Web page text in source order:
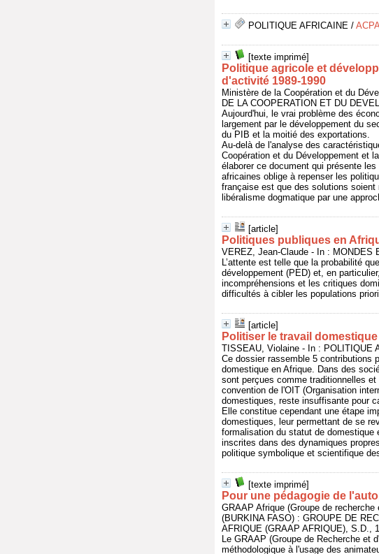
POLITIQUE AFRICAINE /
[texte imprimé]
Politique agricole et
d'activité 1989-1990
Ministère de la Coopération et du
DE LA COOPERATION ET DU
Aujourd'hui, le vrai problème des
largement par le développement du
du PIB et la moitié des exportations.
Au-delà de l'analyse des
Coopération et du Développement et
élaborer ce document qui présente
africaines oblige à repenser les
française est que des solutions
libéralisme dogmatique par une
[article]
Politiques publiques en
VEREZ, Jean-Claude - In : MONDES
L’attente est telle que la probabilité
développement (PED) et, en
incompréhensions et les critiques
difficultés à cibler les populations
[article]
Politiser le travail domestique
TISSEAU, Violaine - In : POLITIQUE
Ce dossier rassemble 5 contributions
domestique en Afrique. Dans des
sont perçues comme traditionnelles
convention de l'OIT (Organisation
domestiques, reste insuffisante pour
Elle constitue cependant une étape
domestiques, leur permettant de se
formalisation du statut de
inscrites dans des dynamiques
politique symbolique et scientifique
[texte imprimé]
Pour une pédagogie de
GRAAP Afrique (Groupe de
(BURKINA FASO) : GROUPE DE
AFRIQUE (GRAAP AFRIQUE), S.D.,
Le GRAAP (Groupe de Recherche et
méthodologique à l'usage des